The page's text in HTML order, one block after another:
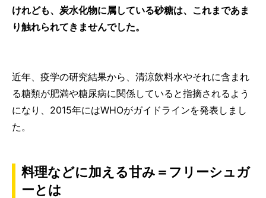
けれども、炭水化物に属している砂糖は、これまであま
り触れられてきませんでした。
近年、疫学の研究結果から、清涼飲料水やそれに含まれ
る糖類が肥満や糖尿病に関係していると指摘されるよう
になり、2015年にはWHOがガイドラインを発表しまし
た。
料理などに加える甘み＝フリーシュガ
ーとは